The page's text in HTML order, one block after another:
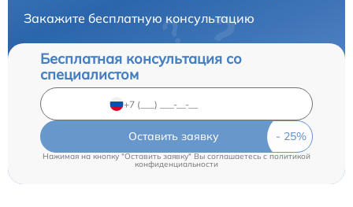
Закажите бесплатную консультацию
Бесплатная консультация со
специалистом
Оставить заявку
Нажимая на кнопку "Оставить заявку" Вы соглашаетесь c политикой
конфиденциальности